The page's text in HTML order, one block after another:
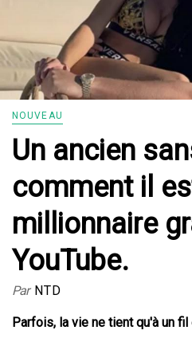
NOUVEAU
Un ancien
comment il
millionnaire
YouTube.
Par NTD
Parfois, la vie ne tient qu'à un